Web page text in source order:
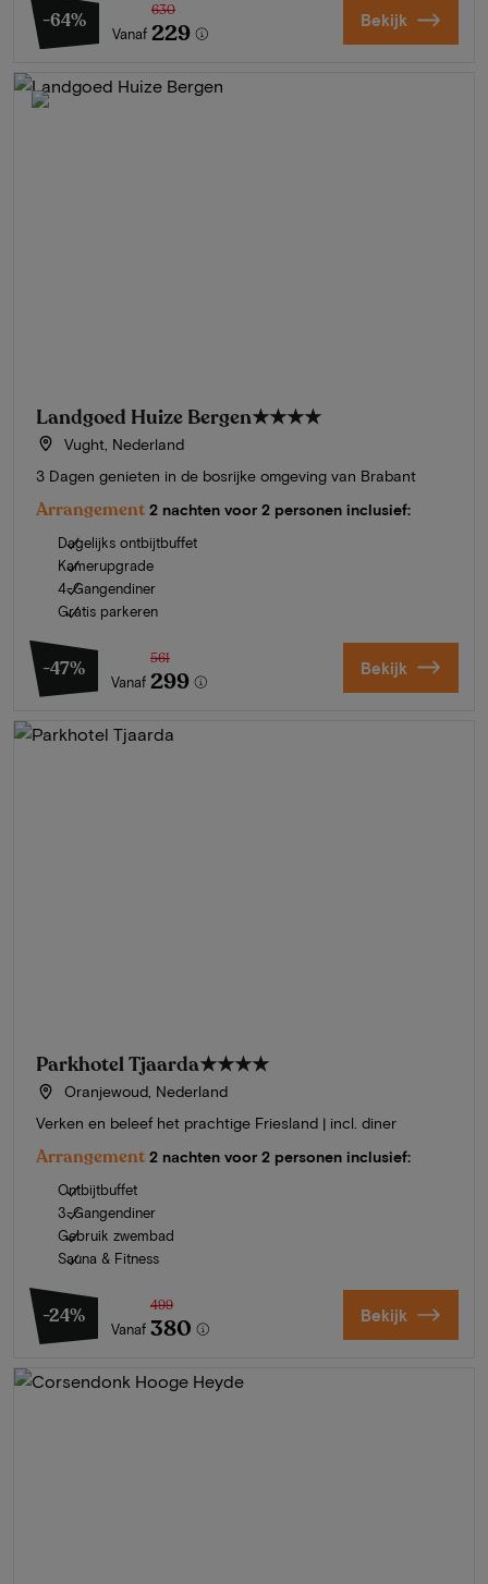
-64%
Vanaf
630
229 Bekijk
Landgoed Huize Bergen★★★★
Vught, Nederland
3 Dagen genieten in de bosrijke omgeving van Brabant
Arrangement 2 nachten voor 2 personen inclusief:
Dagelijks ontbijtbuffet
Kamerupgrade
4-Gangendiner
Gratis parkeren
-47%
Vanaf
561
299 Bekijk
Parkhotel Tjaarda★★★★
Oranjewoud, Nederland
Verken en beleef het prachtige Friesland | incl. diner
Arrangement 2 nachten voor 2 personen inclusief:
Ontbijtbuffet
3-Gangendiner
Gebruik zwembad
Sauna & Fitness
-24%
Vanaf
499
380 Bekijk